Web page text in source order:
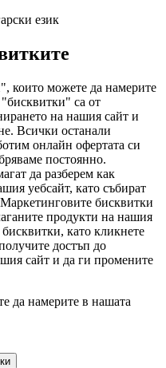
език
които можете да намерите
са от
на нашия сайт и
Всички останали
онлайн офертата си
постоянно.
да разберем как
уебсайт, като събират
бисквитки
продукти на нашия
като кликнете
достъп до
сайт и да ги промените
да намерите в нашата